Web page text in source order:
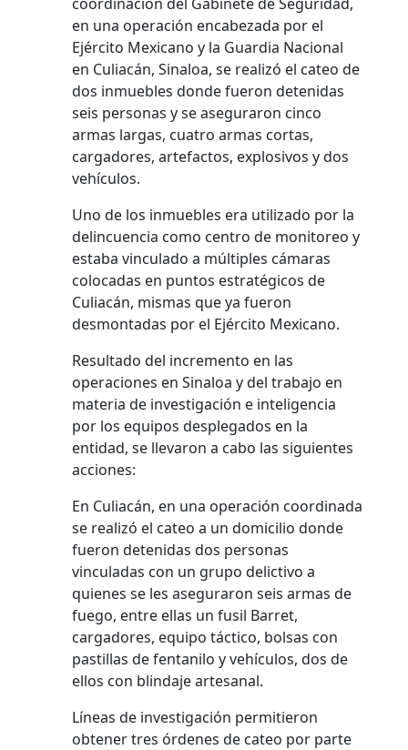
en una operación encabezada por el
Ejército Mexicano y la Guardia Nacional
en Culiacán, Sinaloa, se realizó el cateo de
dos inmuebles donde fueron detenidas
seis personas y se aseguraron cinco
armas largas, cuatro armas cortas,
cargadores, artefactos, explosivos y dos
vehículos.
Uno de los inmuebles era utilizado por la
delincuencia como centro de monitoreo y
estaba vinculado a múltiples cámaras
colocadas en puntos estratégicos de
Culiacán, mismas que ya fueron
desmontadas por el Ejército Mexicano.
Resultado del incremento en las
operaciones en Sinaloa y del trabajo en
materia de investigación e inteligencia
por los equipos desplegados en la
entidad, se llevaron a cabo las siguientes
acciones:
En Culiacán, en una operación coordinada
se realizó el cateo a un domicilio donde
fueron detenidas dos personas
vinculadas con un grupo delictivo a
quienes se les aseguraron seis armas de
fuego, entre ellas un fusil Barret,
cargadores, equipo táctico, bolsas con
pastillas de fentanilo y vehículos, dos de
ellos con blindaje artesanal.
Líneas de investigación permitieron
obtener tres órdenes de cateo por parte